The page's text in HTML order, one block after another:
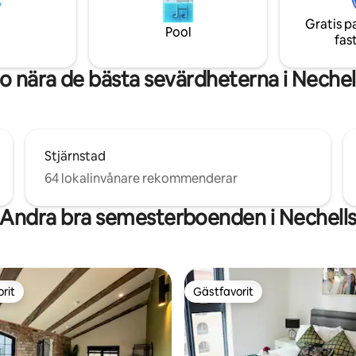
förnybar energi,
och husdjursvänligt nära
Science Museum.
badtunna för 6 personer.
Pool
Gratis
nära de bästa sevärdheterna i
Stjärnstad
64 lokalinvånare rekommenderar
Andra bra semesterboenden i Nechells
Gästfavorit
Gästfavorit